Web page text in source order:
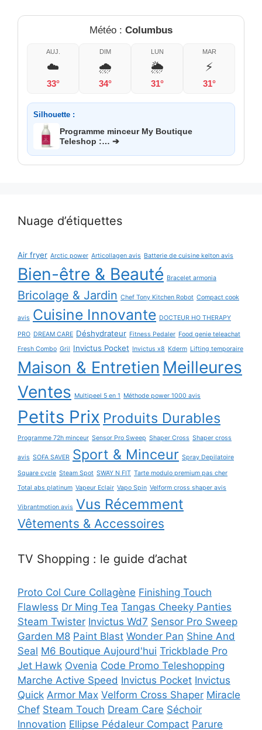
Météo : Columbus
AUJ.
☁️
33°
DIM
🌧️
34°
LUN
🌦️
31°
MAR
⚡
31°
Silhouette :
Programme minceur My Boutique
Teleshop :… ➔
Nuage d’étiquettes
Air fryer Arctic power Articollagen avis Batterie de cuisine kelton avis
Bien-être & Beauté Bracelet armonia
Bricolage & Jardin Chef Tony Kitchen Robot Compact cook
avis Cuisine Innovante DOCTEUR HO THERAPY
PRO DREAM CARE Déshydrateur Fitness Pedaler Food genie teleachat
Fresh Combo Gril Invictus Pocket Invictus x8 Kderm Lifting temporaire
Maison & Entretien Meilleures
Ventes Multipeel 5 en 1 Méthode power 1000 avis
Petits Prix Produits Durables
Programme 72h minceur Sensor Pro Sweep Shaper Cross Shaper cross
avis SOFA SAVER Sport & Minceur Spray Depilatoire
Square cycle Steam Spot SWAY N FIT Tarte modulo premium pas cher
Total abs platinum Vapeur Eclair Vapo Spin Velform cross shaper avis
Vibrantmotion avis Vus Récemment
Vêtements & Accessoires
TV Shopping : le guide d’achat
Proto Col Cure Collagène Finishing Touch
Flawless Dr Ming Tea Tangas Cheeky Panties
Steam Twister Invictus Wd7 Sensor Pro Sweep
Garden M8 Paint Blast Wonder Pan Shine And
Seal M6 Boutique Aujourd'hui Trickblade Pro
Jet Hawk Ovenia Code Promo Teleshopping
Marche Active Speed Invictus Pocket Invictus
Quick Armor Max Velform Cross Shaper Miracle
Chef Steam Touch Dream Care Séchoir
Innovation Ellipse Pédaleur Compact Parure